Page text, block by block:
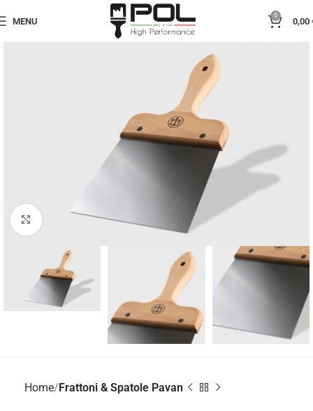
MENU
0
0,00
Click to enlarge
Home Frattoni & Spatole Pavan